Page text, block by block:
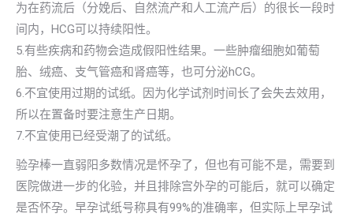
为在药流后（分娩后、自然流产和人工流产后）的很长一段时
间内，HCG可以持续阳性。
5.有些疾病和药物会造成假阳性结果。一些肿瘤细胞如葡萄
胎、绒癌、支气管癌和肾癌等，也可分泌hCG。
6.不宜使用过期的试纸。因为化学试剂时间长了会失去效用，
所以在置备时要注意生产日期。
7.不宜使用已经受潮了的试纸。
验孕棒一直弱阳多数情况是怀孕了，但也有可能不是，需要到
医院做进一步的化验，并且排除宫外孕的可能后，就可以确定
是否怀孕。早孕试纸号称具有99%的准确率，但实际上早孕试